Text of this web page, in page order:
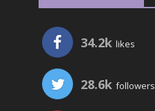
34.2k likes
28.6k followers